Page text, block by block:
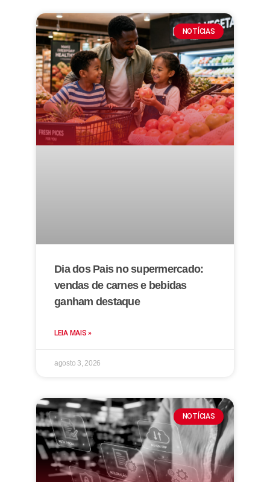
NOTÍCIAS
Dia dos Pais no supermercado:
vendas de carnes e bebidas
ganham destaque
LEIA MAIS »
agosto 3, 2026
NOTÍCIAS